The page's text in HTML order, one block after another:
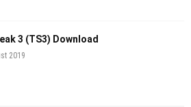
3 (TS3) Download
2019